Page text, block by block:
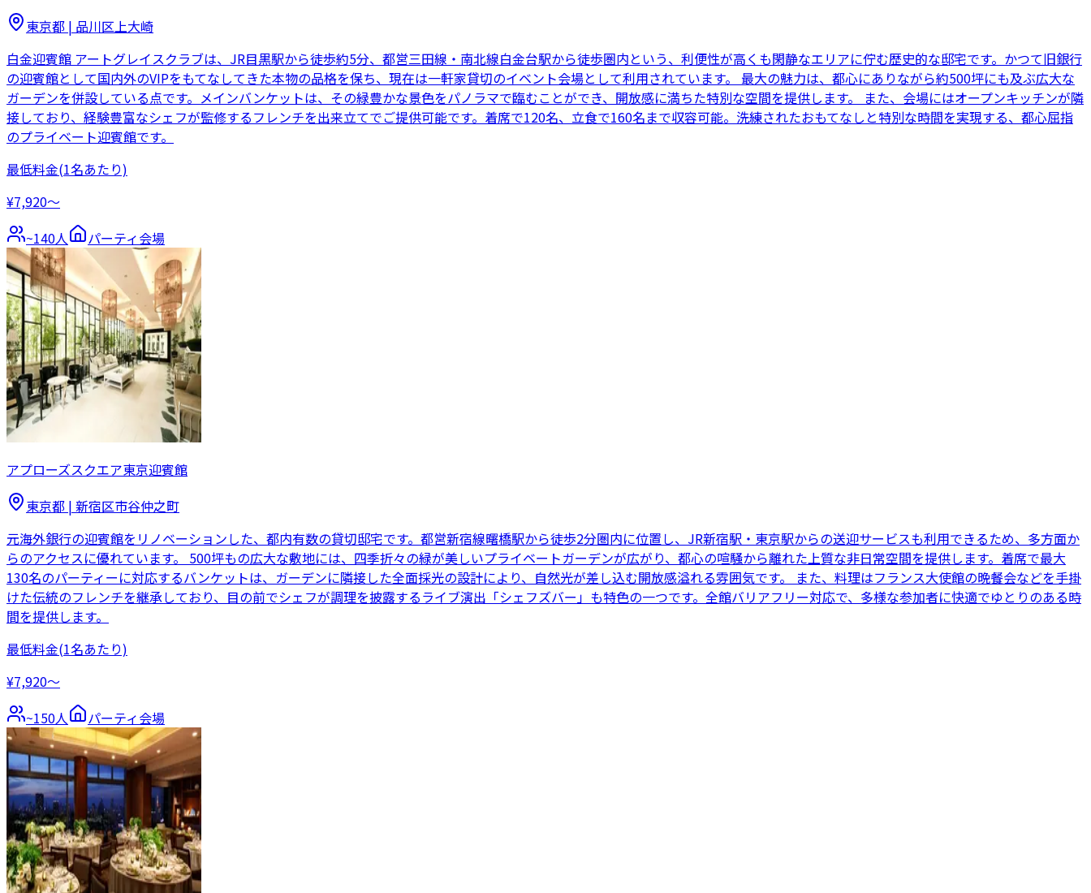
東京都 | 品川区上大崎
白金迎賓館 アートグレイスクラブは、JR目黒駅から徒歩約5分、都営三田線・南北線白金台駅から徒歩圏内という、利便性が高くも閑静なエリアに佇む歴史的な邸宅です。かつて旧銀行
の迎賓館として国内外のVIPをもてなしてきた本物の品格を保ち、現在は一軒家貸切のイベント会場として利用されています。 最大の魅力は、都心にありながら約500坪にも及ぶ広大な
ガーデンを併設している点です。メインバンケットは、その緑豊かな景色をパノラマで臨むことができ、開放感に満ちた特別な空間を提供します。 また、会場にはオープンキッチンが隣
接しており、経験豊富なシェフが監修するフレンチを出来立てでご提供可能です。着席で120名、立食で160名まで収容可能。洗練されたおもてなしと特別な時間を実現する、都心屈指
のプライベート迎賓館です。
最低料金(1名あたり)
¥7,920〜
~140人 パーティ会場
アプローズスクエア東京迎賓館
東京都 | 新宿区市谷仲之町
元海外銀行の迎賓館をリノベーションした、都内有数の貸切邸宅です。都営新宿線曙橋駅から徒歩2分圏内に位置し、JR新宿駅・東京駅からの送迎サービスも利用できるため、多方面か
らのアクセスに優れています。 500坪もの広大な敷地には、四季折々の緑が美しいプライベートガーデンが広がり、都心の喧騒から離れた上質な非日常空間を提供します。着席で最大
130名のパーティーに対応するバンケットは、ガーデンに隣接した全面採光の設計により、自然光が差し込む開放感溢れる雰囲気です。 また、料理はフランス大使館の晩餐会などを手掛
けた伝統のフレンチを継承しており、目の前でシェフが調理を披露するライブ演出「シェフズバー」も特色の一つです。全館バリアフリー対応で、多様な参加者に快適でゆとりのある時
間を提供します。
最低料金(1名あたり)
¥7,920〜
~150人 パーティ会場